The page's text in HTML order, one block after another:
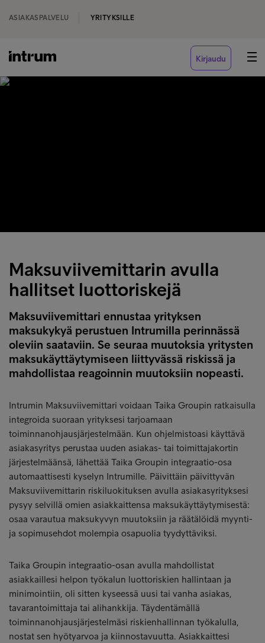
ASIAKASPALVELU YRITYKSILLE
Kirjaudu
Maksuviivemittarin avulla
hallitset luottoriskejä
Maksuviivemittari ennustaa yrityksen
maksukykyä perustuen Intrumilla perinnässä
oleviin saataviin. Se seuraa muutoksia yritysten
maksukäyttäytymiseen liittyvässä riskissä ja
mahdollistaa reagoinnin muutoksiin nopeasti.
Intrumin Maksuviivemittari voidaan Taika Groupin ratkaisulla
integroida suoraan yrityksesi tarjoamaan
toiminnanohjausjärjestelmään. Kun ohjelmistoasi käyttävä
asiakasyritys perustaa uuden asiakas- tai toimittajakortin
järjestelmäänsä, lähettää Taika Groupin integraatio-osa
automaattisesti kyselyn Intrumille. Päivittäin päivittyvän
Maksuviivemittarin riskiluokituksen avulla asiakasyrityksesi
pysyy selvillä omien asiakkaittensa maksukäyttäytymisestä:
osaa varautua maksukyvyn muutoksiin ja räätälöidä myynti-
ja sopimusehdot molempia osapuolia tyydyttäviksi.
Taika Groupin integraatio-osan avulla mahdollistat
asiakkaillesi helpon työkalun luottoriskien hallintaan ja
minimointiin, oli sitten kyseessä uusi tai vanha asiakas,
tavarantoimittaja tai alihankkija. Täydentämällä
toiminnanohjausjärjestelmäsi riskienhallinnan työkalulla,
nostat sen hyötyarvoa ja kiinnostavuutta. Asiakkaittesi